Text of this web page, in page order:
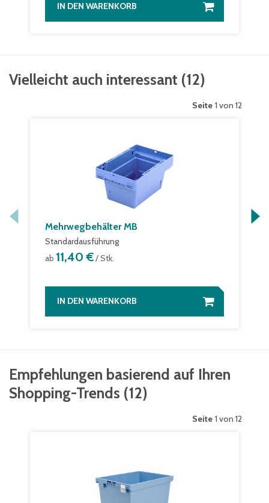
IN DEN WARENKORB
Vielleicht auch interessant (12)
Seite 1 von 12
Mehrwegbehälter MB
Standardausführung
ab 11,40 €/ Stk.
IN DEN WARENKORB
Empfehlungen basierend auf Ihren
Shopping-Trends (12)
Seite 1 von 12